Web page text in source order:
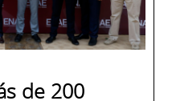
de 200